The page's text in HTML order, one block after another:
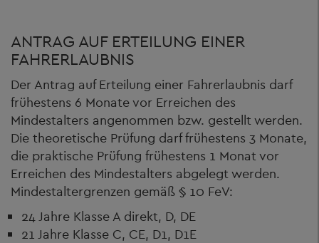
ANTRAG AUF ERTEILUNG EINER
FAHRERLAUBNIS
Der Antrag auf Erteilung einer Fahrerlaubnis darf
frühestens 6 Monate vor Erreichen des
Mindestalters angenommen bzw. gestellt werden.
Die theoretische Prüfung darf frühestens 3 Monate,
die praktische Prüfung frühestens 1 Monat vor
Erreichen des Mindestalters abgelegt werden.
Mindestaltergrenzen gemäß § 10 FeV:
24 Jahre Klasse A direkt, D, DE
21 Jahre Klasse C, CE, D1, D1E